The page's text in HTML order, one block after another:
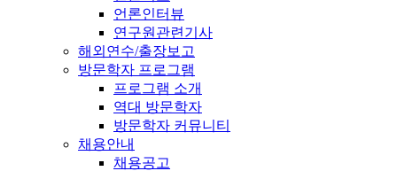
언론인터뷰
연구원관련기사
해외연수/출장보고
방문학자 프로그램
프로그램 소개
역대 방문학자
방문학자 커뮤니티
채용안내
채용공고